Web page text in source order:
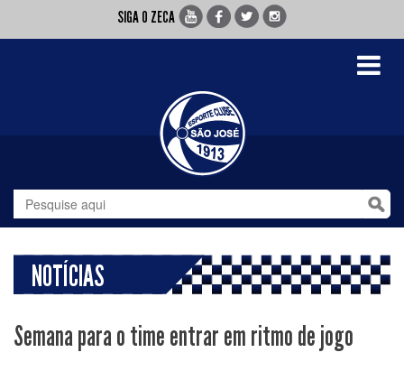
SIGA O ZECA
Toggle
NOTÍCIAS
Semana para o time entrar em ritmo de jogo